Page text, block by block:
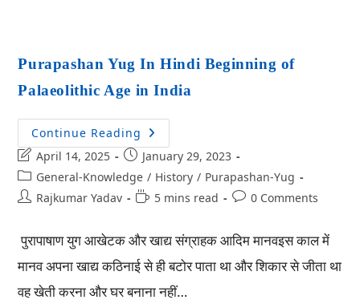
Purapashan Yug In Hindi Beginning of
Palaeolithic Age in India
Continue Reading
April 14, 2025
January 29, 2023
General-Knowledge / History / Purapashan-Yug
Rajkumar Yadav
5 mins read 0 Comments
पुरापाषाण युग आखेटक और खाद्य संग्राहक आदिम मानवइस काल में
मानव अपना खाद्य कठिनाई से ही बटोर पाता था और शिकार से जीता था
वह खेती करना और घर बनाना नहीं…